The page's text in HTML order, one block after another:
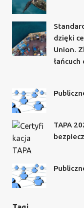
dzięki
Union.
łańcuch
TAPA